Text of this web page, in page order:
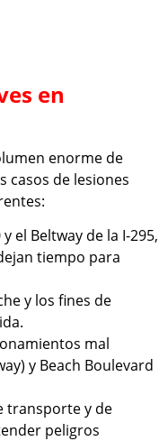
en
enorme de
casos de lesiones
el Beltway de la I-295,
tiempo para
y los fines de
mal
y Beach Boulevard
transporte y de
peligros